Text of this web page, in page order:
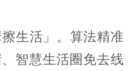
生活」。算法精准
智慧生活圈免去线